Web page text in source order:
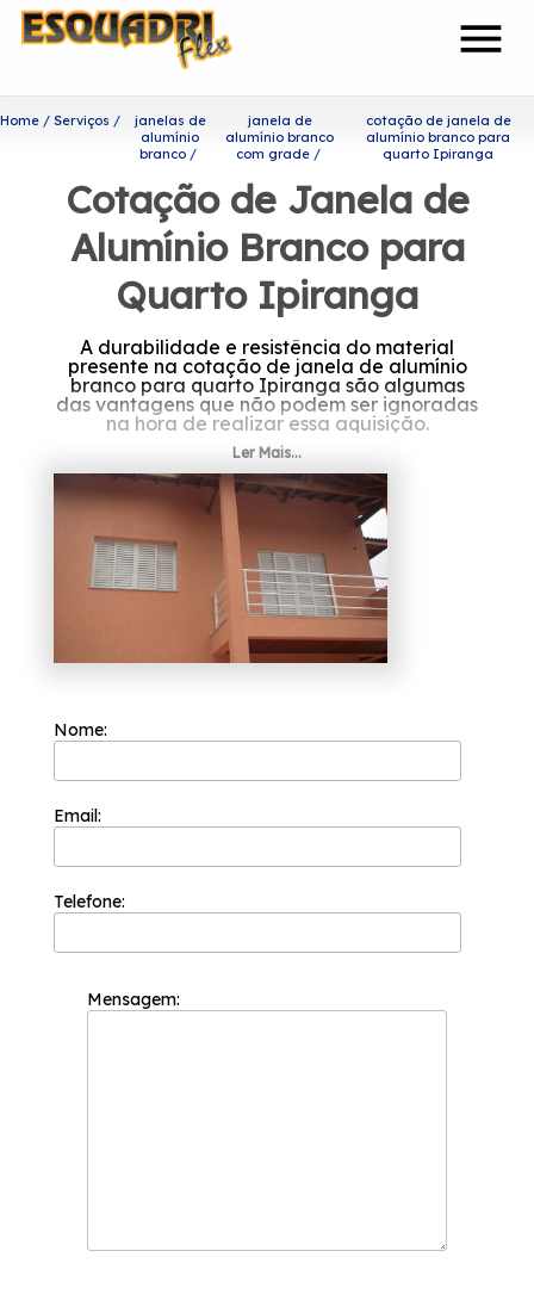
menu
Home Serviços
janelas de
alumínio
branco
janela de
alumínio branco
com grade
cotação de janela de
alumínio branco para
quarto Ipiranga
Cotação de Janela de
Alumínio Branco para
Quarto Ipiranga
A durabilidade e resistência do material
presente na cotação de janela de alumínio
branco para quarto Ipiranga são algumas
das vantagens que não podem ser ignoradas
na hora de realizar essa aquisição.
Procurando por cotação de
janela de alumínio branco
para quarto Ipiranga?
A Esquadriflex teve a sua fundação em 2002
e já é uma das empresas mais bem cotadas
do segmento de esquadrias. A sua equipe de
profissionais é formada somente por
colaboradores competentes que buscam a
total satisfação do cliente em cada pedido e
Caso esteja procurando por cotação de
janela de alumínio branco para quarto
pode achar serviços como o de portas de
prática para seu lar pois são boas para
oferecidas para a sua necessidade.
Proporcionando serviços de excelência, a
tendências com design e alta tecnologia.
Ler Mais...
Nome:
Email:
Telefone:
Mensagem: